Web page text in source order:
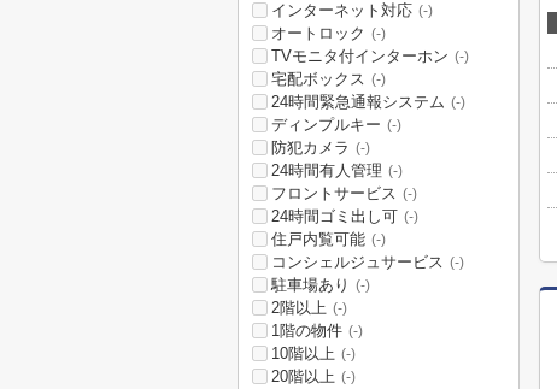
インターネット対応 (-)
オートロック (-)
TVモニタ付インターホン (-)
宅配ボックス (-)
24時間緊急通報システム (-)
ディンプルキー (-)
防犯カメラ (-)
24時間有人管理 (-)
フロントサービス (-)
24時間ゴミ出し可 (-)
住戸内覧可能 (-)
コンシェルジュサービス (-)
駐車場あり (-)
2階以上 (-)
1階の物件 (-)
10階以上 (-)
20階以上 (-)